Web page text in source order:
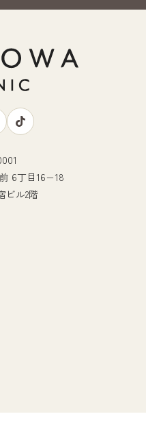
6丁目16−18
ビル2階